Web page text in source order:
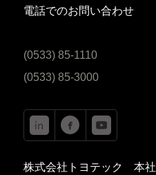
電話でのお問い合わせ
(0533) 85-1110
(0533) 85-3000
株式会社トヨテック 本社